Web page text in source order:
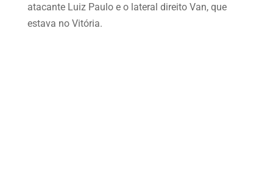
atacante Luiz Paulo e o lateral direito Van, que
estava no Vitória.